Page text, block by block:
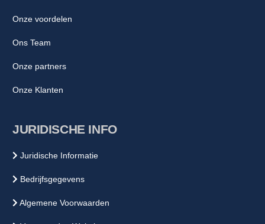
Onze voordelen
Ons Team
Onze partners
Onze Klanten
JURIDISCHE INFO
Juridische Informatie
Bedrijfsgegevens
Algemene Voorwaarden